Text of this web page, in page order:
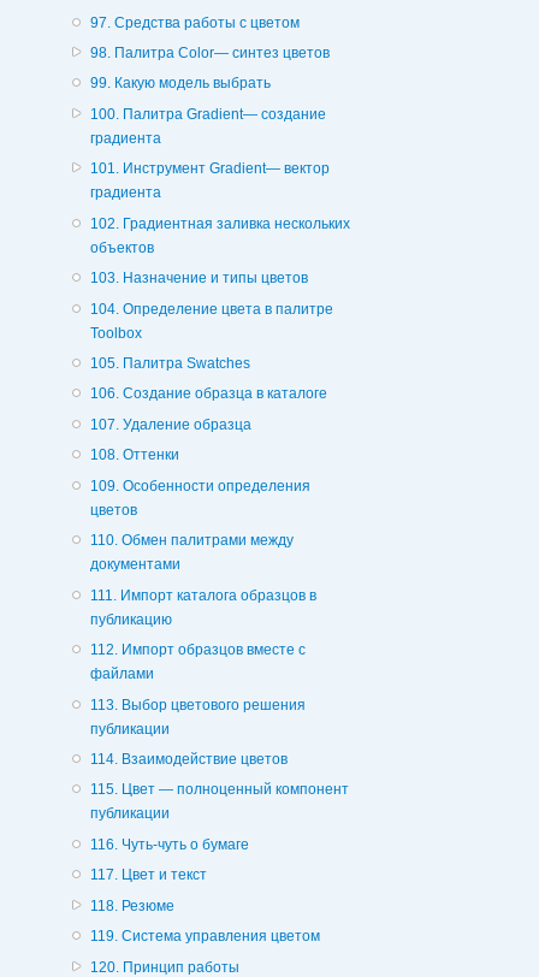
97. Средства работы с цветом
98. Палитра Color— синтез цветов
99. Какую модель выбрать
100. Палитра Gradient— создание
градиента
101. Инструмент Gradient— вектор
градиента
102. Градиентная заливка нескольких
объектов
103. Назначение и типы цветов
104. Определение цвета в палитре
Toolbox
105. Палитра Swatches
106. Создание образца в каталоге
107. Удаление образца
108. Оттенки
109. Особенности определения
цветов
110. Обмен палитрами между
документами
111. Импорт каталога образцов в
публикацию
112. Импорт образцов вместе с
файлами
113. Выбор цветового решения
публикации
114. Взаимодействие цветов
115. Цвет — полноценный компонент
публикации
116. Чуть-чуть о бумаге
117. Цвет и текст
118. Резюме
119. Система управления цветом
120. Принцип работы